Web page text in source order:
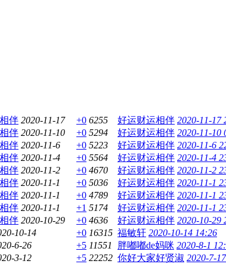
伴 2020-11-17 +0 6255 好运财运相伴 2020-11-17
伴 2020-11-10 +0 5294 好运财运相伴 2020-11-10
伴 2020-11-6 +0 5223 好运财运相伴 2020-11-6
伴 2020-11-4 +0 5564 好运财运相伴 2020-11-4
伴 2020-11-2 +0 4670 好运财运相伴 2020-11-2
伴 2020-11-1 +0 5036 好运财运相伴 2020-11-1
伴 2020-11-1 +0 4789 好运财运相伴 2020-11-1
伴 2020-11-1 +1 5174 好运财运相伴 2020-11-1
伴 2020-10-29 +0 4636 好运财运相伴 2020-10-29
10-14 +0 16315 福敏轩 2020-10-14 14:26
6-26 +5 11551 胖嘟嘟de妈咪 2020-8-1
3-12 +5 22252 你好大家好贤淑 2020-7-